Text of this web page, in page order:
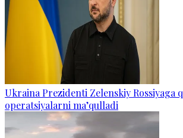
Ukraina Prezidenti Zelenskiy Rossiyaga
operatsiyalarni ma’qulladi